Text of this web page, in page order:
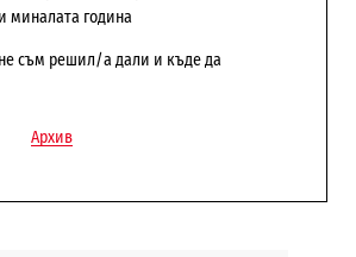
миналата година
съм решил/а дали и къде да
Архив